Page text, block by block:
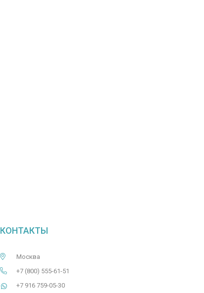
КОНТАКТЫ
Москва
+7 (800) 555-61-51
+7 916 759-05-30